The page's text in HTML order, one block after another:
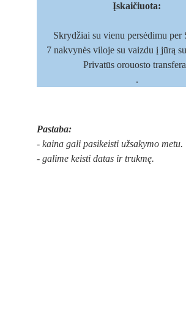
Įskaičiuota:
Skrydžiai su vienu persėdimu per
7 nakvynės viloje su vaizdu į jūrą
Privatūs orouosto
.
Pastaba:
- kaina gali pasikeisti užsakymo metu.
- galime keisti datas ir trukmę.